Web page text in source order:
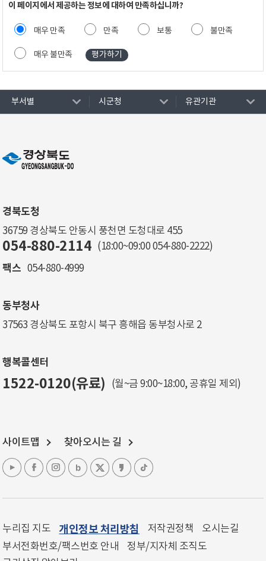
이 페이지에서 제공하는 정보에 대하여 만족하십니까?
매우 만족 만족 보통 불만족
매우 불만족
부서별 시군청 유관기관
경북도청
36759 경상북도 안동시 풍천면 도청대로 455
054-880-2114 (18:00~09:00 054-880-2222)
팩스 054-880-4999
동부청사
37563 경상북도 포항시 북구 흥해읍 동부청사로 2
행복콜센터
1522-0120(유료) (월~금 9:00~18:00, 공휴일 제외)
사이트맵 찾아오시는 길
누리집 지도 개인정보 처리방침 저작권정책
오시는길
부서전화번호/팩스번호 안내
정부/지자체 조직도